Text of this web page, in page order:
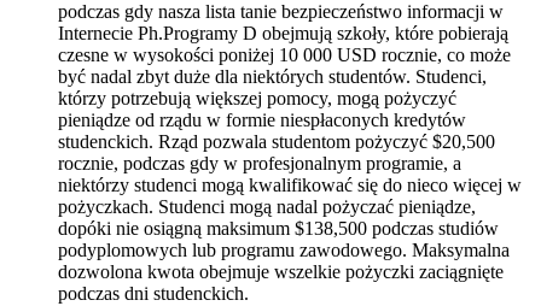
podczas gdy nasza lista tanie bezpieczeństwo informacji w
Internecie Ph.Programy D obejmują szkoły, które pobierają
czesne w wysokości poniżej 10 000 USD rocznie, co może
być nadal zbyt duże dla niektórych studentów. Studenci,
którzy potrzebują większej pomocy, mogą pożyczyć
pieniądze od rządu w formie niespłaconych kredytów
studenckich. Rząd pozwala studentom pożyczyć $20,500
rocznie, podczas gdy w profesjonalnym programie, a
niektórzy studenci mogą kwalifikować się do nieco więcej w
pożyczkach. Studenci mogą nadal pożyczać pieniądze,
dopóki nie osiągną maksimum $138,500 podczas studiów
podyplomowych lub programu zawodowego. Maksymalna
dozwolona kwota obejmuje wszelkie pożyczki zaciągnięte
podczas dni studenckich.